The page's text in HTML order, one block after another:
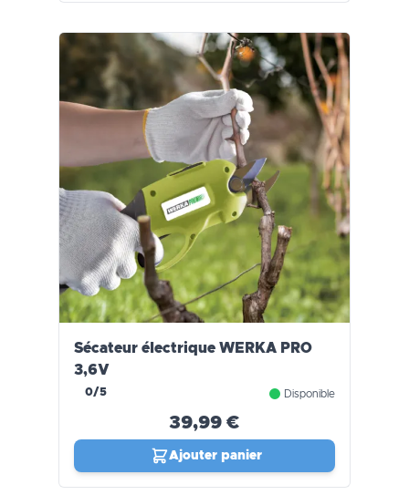
Sécateur électrique WERKA PRO
3,6V
0/5 Disponible
39,99 €
Ajouter panier